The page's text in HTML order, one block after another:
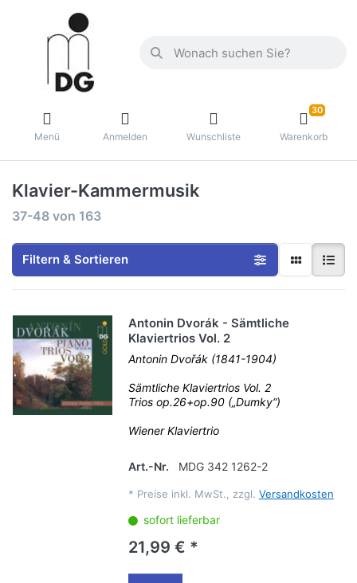
Menü Anmelden Wunschliste
30
Warenkorb
Klavier-Kammermusik
37-48 von 163
Filtern & Sortieren
Antonin Dvorák - Sämtliche
Klaviertrios Vol. 2
Antonin Dvořák (1841-1904)
Sämtliche Klaviertrios Vol. 2
Trios op.26+op.90 („Dumky“)
Wiener Klaviertrio
Art.-Nr. MDG 342 1262-2
* Preise inkl. MwSt., zzgl. Versandkosten
sofort lieferbar
21,99 € *